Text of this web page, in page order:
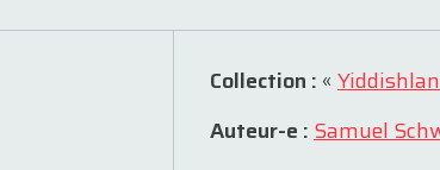
Collection : «
Auteur-e :Samuel